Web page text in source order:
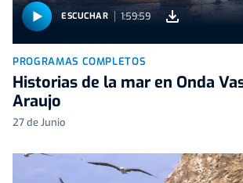
ESCUCHAR 1:59:59
PROGRAMAS COMPLETOS
Historias de la mar en Onda
Araujo
27 de Junio